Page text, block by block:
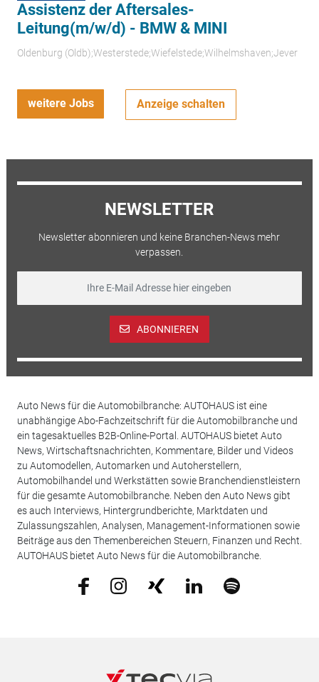
Assistenz der Aftersales-
Leitung(m/w/d) - BMW & MINI
Oldenburg (Oldb);Westerstede;Wiefelstede;Wilhelmshaven;Jever
weitere Jobs Anzeige schalten
NEWSLETTER
Newsletter abonnieren und keine Branchen-News mehr
verpassen.
ABONNIEREN
Auto News für die Automobilbranche: AUTOHAUS ist eine
unabhängige Abo-Fachzeitschrift für die Automobilbranche und
ein tagesaktuelles B2B-Online-Portal. AUTOHAUS bietet Auto
News, Wirtschaftsnachrichten, Kommentare, Bilder und Videos
zu Automodellen, Automarken und Autoherstellern,
Automobilhandel und Werkstätten sowie Branchendienstleistern
für die gesamte Automobilbranche. Neben den Auto News gibt
es auch Interviews, Hintergrundberichte, Marktdaten und
Zulassungszahlen, Analysen, Management-Informationen sowie
Beiträge aus den Themenbereichen Steuern, Finanzen und Recht.
AUTOHAUS bietet Auto News für die Automobilbranche.